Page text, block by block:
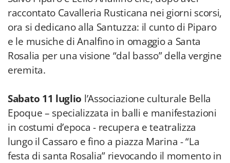
raccontato Cavalleria Rusticana nei giorni scorsi,
ora si dedicano alla Santuzza: il cunto di Piparo
e le musiche di Analfino in omaggio a Santa
Rosalia per una visione “dal basso” della vergine
eremita.
Sabato 11 luglio l’Associazione culturale Bella
Epoque – specializzata in balli e manifestazioni
in costumi d’epoca - recupera e teatralizza
lungo il Cassaro e fino a piazza Marina - “La
festa di santa Rosalia” rievocando il momento in